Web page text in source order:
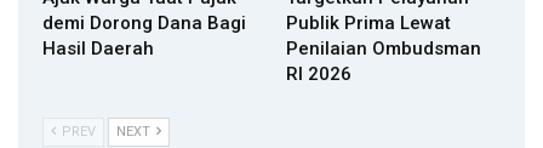
demi Dorong Dana Bagi
Hasil Daerah
Publik Prima Lewat
Penilaian Ombudsman
RI 2026
PREV NEXT